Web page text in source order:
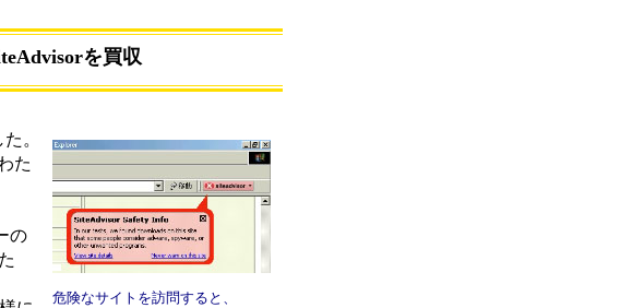
を買収
危険なサイトを訪問すると、
。
た
の